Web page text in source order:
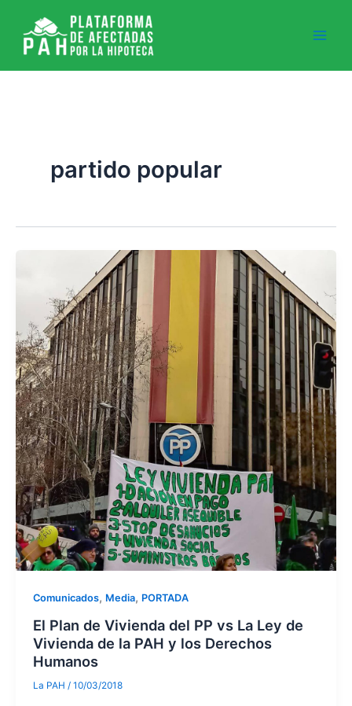
contenido
partido popular
Comunicados, Media, PORTADA
El Plan de Vivienda del PP vs La Ley de
Vivienda de la PAH y los Derechos
Humanos
La PAH / 10/03/2018